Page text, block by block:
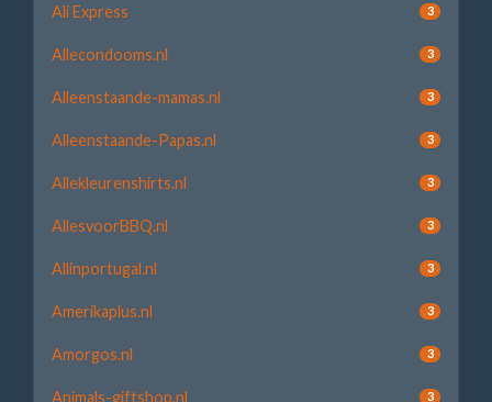
Ali Express 3
Allecondooms.nl 3
Alleenstaande-mamas.nl 3
Alleenstaande-Papas.nl 3
Allekleurenshirts.nl 3
AllesvoorBBQ.nl 3
Allinportugal.nl 3
Amerikaplus.nl 3
Amorgos.nl 3
Animals-giftshop.nl 3